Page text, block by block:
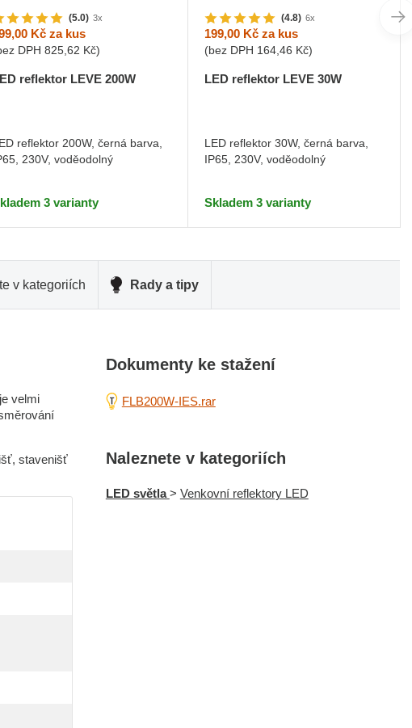
(5.0) 3x
Kč za kus
DPH825,62 Kč)
reflektor LEVE 200W
reflektor 200W, černá barva,
230V, voděodolný
3 varianty
(4.8) 6x
199,00 Kč za kus
(bez DPH 164,46 Kč)
LED reflektor LEVE 30W
LED reflektor 30W, černá barva,
IP65, 230V, voděodolný
Skladem 3 varianty
v kategoriích Rady a tipy
velmi
stavenišť
Dokumenty ke stažení
FLB200W-IES.rar
Naleznete v kategoriích
LED světla> Venkovní reflektory LED